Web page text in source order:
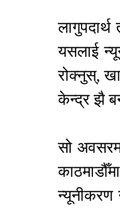
यसलाई
रोक्नुस्,
केन्द्र झै
सो
न्यूनीकरण